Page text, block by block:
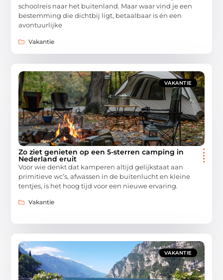
schoolreis naar het buitenland. Maar waar vind je een
bestemming die dichtbij ligt, betaalbaar is én een
avontuurlijke
Vakantie
VAKANTIE
Zo ziet genieten op een 5-sterren camping in
Nederland eruit
Voor wie denkt dat kamperen altijd gelijkstaat aan
primitieve wc’s, afwassen in de buitenlucht en kleine
tentjes, is het hoog tijd voor een nieuwe ervaring.
Vakantie
VAKANTIE